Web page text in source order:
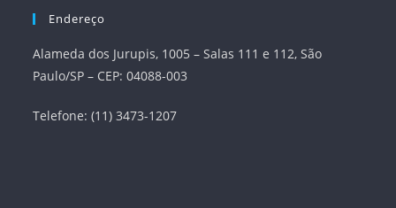
Endereço
Alameda dos Jurupis, 1005 – Salas 111 e 112, São
Paulo/SP – CEP: 04088-003
Telefone: (11) 3473-1207